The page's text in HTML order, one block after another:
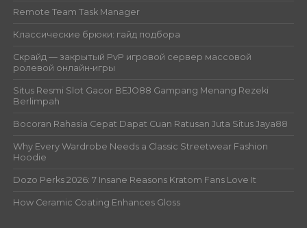
Remote Team Task Manager
Классические брюки: гайд подбора
Скрайд — закрытый PvP игровой сервер массовой
ролевой онлайн‑игры
Situs Resmi Slot Gacor BEJO88 Gampang Menang Rezeki
Berlimpah
Bocoran Rahasia Cepat Dapat Cuan Ratusan Juta Situs Jaya88
Why Every Wardrobe Needs a Classic Streetwear Fashion
Hoodie
Dozo Perks 2026: 7 Insane Reasons Kratom Fans Love It
How Ceramic Coating Enhances Gloss